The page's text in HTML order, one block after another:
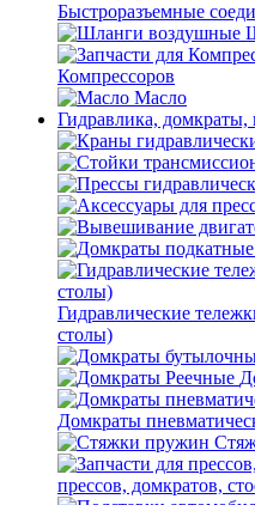
Быстроразъемные
Компрессоров
Масло
Гидравлика, домкраты,
Гидравлические
столы)
Домкраты
прессов, домкратов,